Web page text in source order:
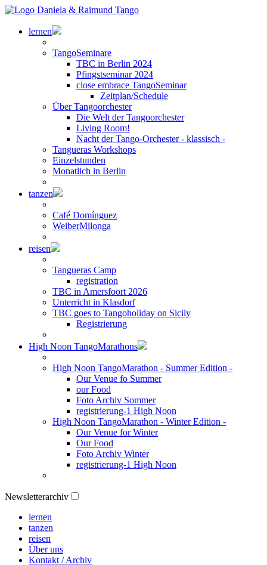
lernen
TangoSeminare
TBC in Berlin 2024
Pfingstseminar 2024
close embrace TangoSeminar
Zeitplan/Schedule
Über Tangoorchester
Die Welt der Tangoorchester
Living Room!
Nacht der Tango-Orchester - klassisch -
Tangueras Workshops
Einzelstunden
Monatlich in Berlin
tanzen
Café Domínguez
WeiberMilonga
reisen
Tangueras Camp
registration
TBC in Amersfoort 2026
Unterricht in Klasdorf
TBC goes to Tangoholiday on Sicily
Registrierung
High Noon TangoMarathons
High Noon TangoMarathon - Summer Edition -
Our Venue fo Summer
our Food
Foto Archiv Sommer
registrierung-1 High Noon
High Noon TangoMarathon - Winter Edition -
Our Venue for Winter
Our Food
Foto Archiv Winter
registrierung-1 High Noon
Newsletterarchiv
lernen
tanzen
reisen
Über uns
Kontakt / Archiv